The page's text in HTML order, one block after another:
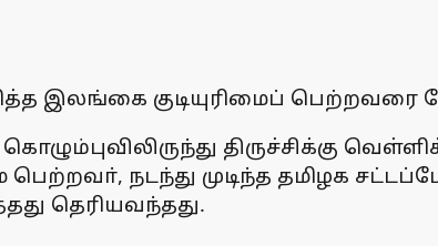
இலங்கை குடியுரிமைப்
திருச்சிக்கு
பெற்றவா், நடந்து முடிந்த தமிழக
தெரியவந்தது.